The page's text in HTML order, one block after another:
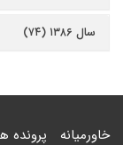
سال ۱۳۸۶ (۷۴)
خاورمیانه پرونده